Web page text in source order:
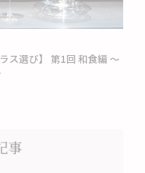
ス選び】 第1回 和食編 〜
事